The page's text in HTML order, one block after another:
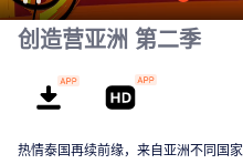
创造营亚洲 第二季
热情泰国再续前缘，来自亚洲不同国